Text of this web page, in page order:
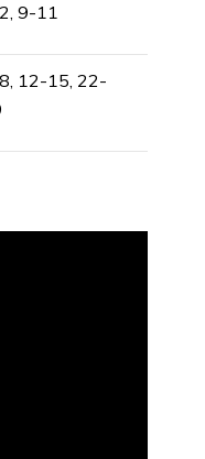
9-11
12-15, 22-